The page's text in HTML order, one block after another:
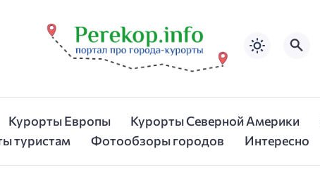
Курорты Европы Курорты Северной Америки
туристам
Фотообзоры городов Интересно